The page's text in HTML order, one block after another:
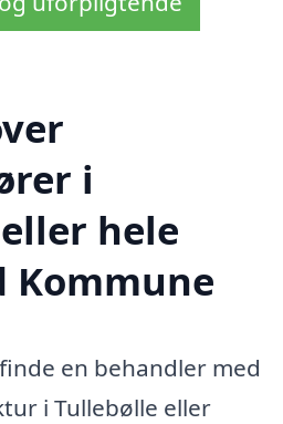
i
hele
Kommune
en behandler med
i Tullebølle eller